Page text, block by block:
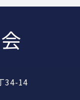
34-14